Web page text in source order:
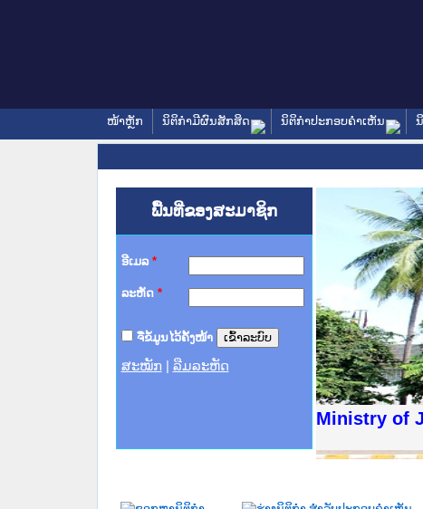
ໜ້າຫຼັກ ນິຕິກໍາມີຜົນສັກສິດ ນິຕິກໍາປະກອບຄໍາເຫັນ
ພື້ນທີ່ຂອງສະມາຊິກ
ອີເມລ *
ລະຫັດ *
ຈື່ຂໍ້ມູນໄວ້ຄັ້ງໜ້າ
ສະໝັກ ລືມລະຫັດ
Ministry of
ານສະພາປະຊາຊົນ ພາກເໜືອ
ທາງລັດຖະການ
ສຳລັບ ພາກກາງ
ສຳລັບ ພາກໃຕ້
ວິທະຍາຄານຕຳຫຼວດປະຊາຊົນ
ວິທະຍາຄານສັນຕິບານປະຊາຊົນ
ຂັ້ນແຂວງພາກເໜືອ
ານສະພາປະຊາຊົນ ພາກກາງ